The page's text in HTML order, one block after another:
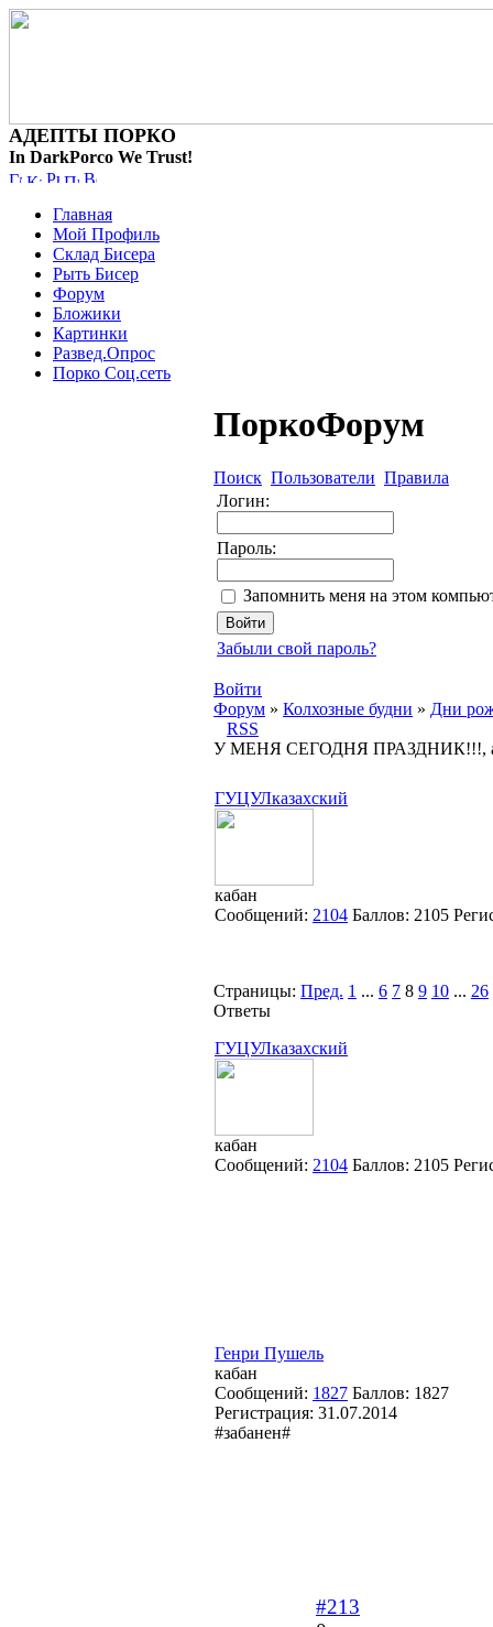
АДЕПТЫ ПОРКО
In DarkPorco We Trust!
Главная
Мой Профиль
Склад Бисера
Рыть Бисер
Форум
Бложики
Картинки
Развед.Опрос
Порко Соц.сеть
ПоркоФорум
Поиск Пользователи Правила
Логин:
Пароль:
Запомнить меня на этом
Забыли свой пароль?
Войти
Форум » Колхозные будни » Дни
RSS
У МЕНЯ СЕГОДНЯ ПРАЗДНИК!!!,
ГУЦУЛказахский
кабан
Сообщений: 2104 Баллов: 2105
Страницы: Пред. 1 ... 6 7 8 9 10 ... 26
Ответы
ГУЦУЛказахский
кабан
Сообщений: 2104 Баллов: 2105
Генри Пушель
кабан
Сообщений: 1827 Баллов: 1827
Регистрация: 31.07.2014
#забанен#
#213